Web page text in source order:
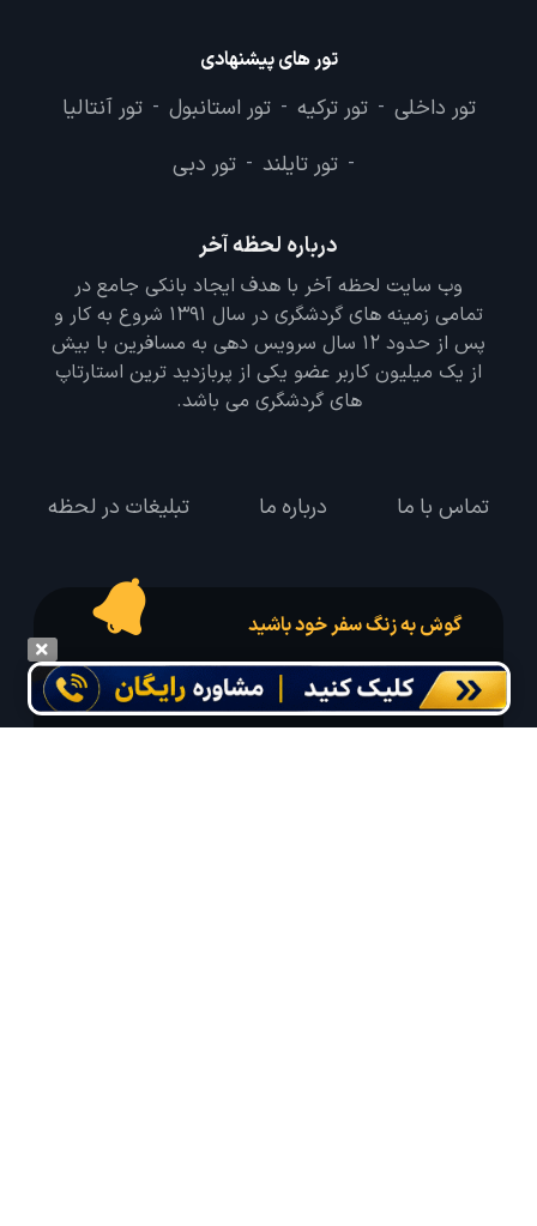
تور های پیشنهادی
تور داخلی - تور ترکیه - تور استانبول - تور آنتالیا
- تور تایلند - تور دبی
درباره لحظه آخر
وب سایت لحظه آخر با هدف ایجاد بانکی جامع در
تمامی زمینه های گردشگری در سال 1391 شروع به کار و
پس از حدود 12 سال سرویس دهی به مسافرین با بیش
از یک میلیون کاربر عضو یکی از پربازدید ترین استارتاپ
های گردشگری می باشد.
تماس با ما درباره ما تبلیغات در لحظه
گوش به زنگ سفر خود باشید
درخواست سفر خود را در مدت زمان دلخواه ثبت و پیامک بهترین آفر مربوط به تور
درخواستی خود را دریافت نمایید